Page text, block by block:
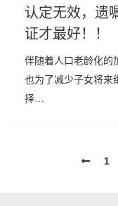
认定无效，遗
证才最好！！
伴随着人口老龄化的
也为了减少子女将来
择…
1